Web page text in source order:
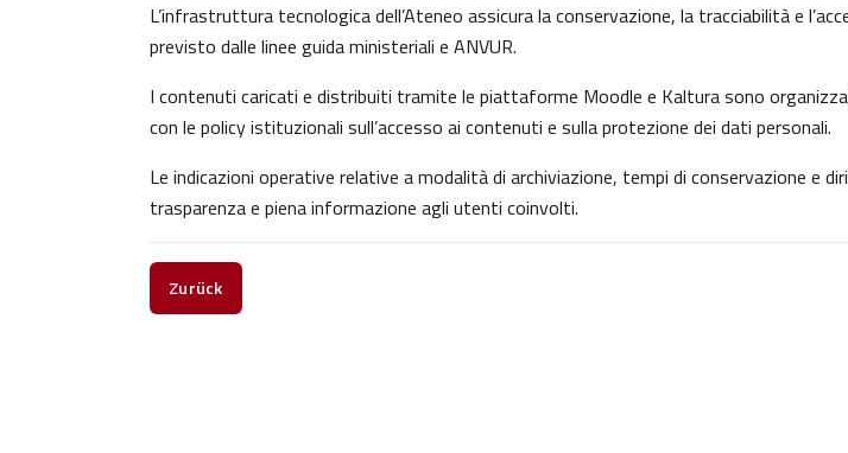
L’infrastruttura tecnologica dell’Ateneo assicura la conservazione, la tracciabilità e
previsto dalle linee guida ministeriali e ANVUR.
I contenuti caricati e distribuiti tramite le piattaforme Moodle e Kaltura sono
con le policy istituzionali sull’accesso ai contenuti e sulla protezione dei dati personali.
Le indicazioni operative relative a modalità di archiviazione, tempi di conservazione e
trasparenza e piena informazione agli utenti coinvolti.
Zurück